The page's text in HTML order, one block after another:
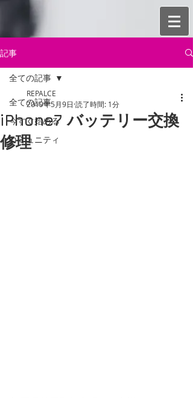
記事
全ての記事
今すぐ始める
コミュニティ
全ての記事
iPhone7 バッテリー交換
修理
REPALCE
2019年5月9日 読了時間: 1分